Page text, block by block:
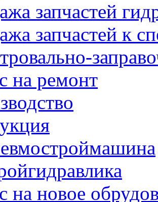
запчастей
запчастей к
на ремонт
на новое